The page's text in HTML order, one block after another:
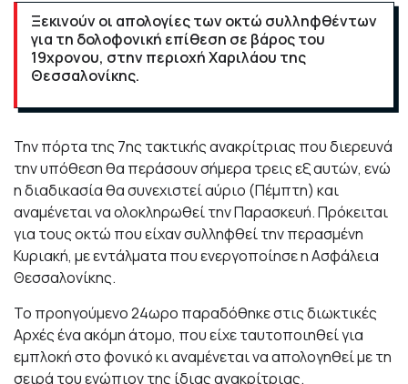
Ξεκινούν οι απολογίες των οκτώ συλληφθέντων
για τη δολοφονική επίθεση σε βάρος του
19χρονου, στην περιοχή Χαριλάου της
Θεσσαλονίκης.
Την πόρτα της 7ης τακτικής ανακρίτριας που διερευνά
την υπόθεση θα περάσουν σήμερα τρεις εξ αυτών, ενώ
η διαδικασία θα συνεχιστεί αύριο (Πέμπτη) και
αναμένεται να ολοκληρωθεί την Παρασκευή. Πρόκειται
για τους οκτώ που είχαν συλληφθεί την περασμένη
Κυριακή, με εντάλματα που ενεργοποίησε η Ασφάλεια
Θεσσαλονίκης.
Το προηγούμενο 24ωρο παραδόθηκε στις διωκτικές
Αρχές ένα ακόμη άτομο, που είχε ταυτοποιηθεί για
εμπλοκή στο φονικό κι αναμένεται να απολογηθεί με τη
σειρά του ενώπιον της ίδιας ανακρίτριας.